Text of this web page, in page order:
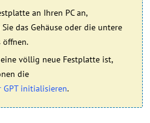
an Ihren PC an,
das Gehäuse oder die untere
öffnen.
völlig neue Festplatte ist,
die
GPT initialisieren.